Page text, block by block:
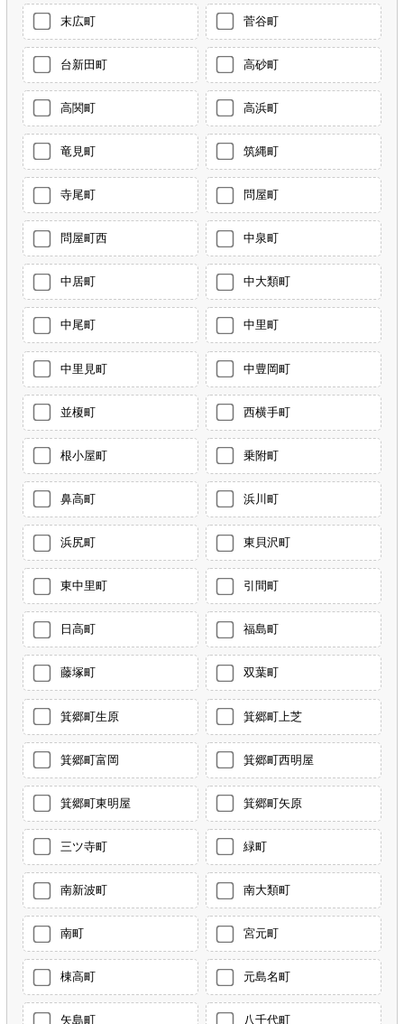
末広町 菅谷町
台新田町 高砂町
高関町 高浜町
竜見町 筑縄町
寺尾町 問屋町
問屋町西 中泉町
中居町 中大類町
中尾町 中里町
中里見町 中豊岡町
並榎町 西横手町
根小屋町 乗附町
鼻高町 浜川町
浜尻町 東貝沢町
東中里町 引間町
日高町 福島町
藤塚町 双葉町
箕郷町生原 箕郷町上芝
箕郷町富岡 箕郷町西明屋
箕郷町東明屋 箕郷町矢原
三ツ寺町 緑町
南新波町 南大類町
南町 宮元町
棟高町 元島名町
矢島町 八千代町